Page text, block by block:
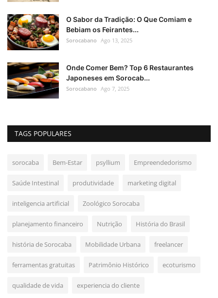
O Sabor da Tradição: O Que Comiam e
Bebiam os Feirantes...
Sorocabano Ago 13, 2025
Onde Comer Bem? Top 6 Restaurantes
Japoneses em Sorocab...
Sorocabano Ago 7, 2025
TAGS POPULARES
sorocaba Bem-Estar psyllium Empreendedorismo
Saúde Intestinal produtividade marketing digital
inteligencia artificial Zoológico Sorocaba
planejamento financeiro Nutrição História do Brasil
história de Sorocaba Mobilidade Urbana freelancer
ferramentas gratuitas Patrimônio Histórico ecoturismo
qualidade de vida experiencia do cliente